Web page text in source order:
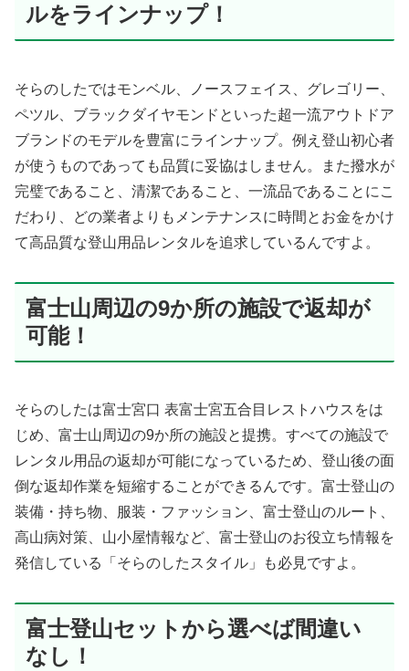
ルをラインナップ！
そらのしたではモンベル、ノースフェイス、グレゴリー、
ペツル、ブラックダイヤモンドといった超一流アウトドア
ブランドのモデルを豊富にラインナップ。例え登山初心者
が使うものであっても品質に妥協はしません。また撥水が
完璧であること、清潔であること、一流品であることにこ
だわり、どの業者よりもメンテナンスに時間とお金をかけ
て高品質な登山用品レンタルを追求しているんですよ。
富士山周辺の9か所の施設で返却が
可能！
そらのしたは富士宮口 表富士宮五合目レストハウスをは
じめ、富士山周辺の9か所の施設と提携。すべての施設で
レンタル用品の返却が可能になっているため、登山後の面
倒な返却作業を短縮することができるんです。富士登山の
装備・持ち物、服装・ファッション、富士登山のルート、
高山病対策、山小屋情報など、富士登山のお役立ち情報を
発信している「そらのしたスタイル」も必見ですよ。
富士登山セットから選べば間違い
なし！